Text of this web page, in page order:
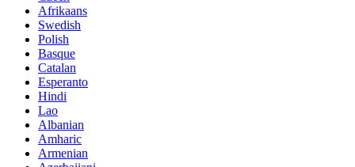
Afrikaans
Swedish
Polish
Basque
Catalan
Esperanto
Hindi
Lao
Albanian
Amharic
Armenian